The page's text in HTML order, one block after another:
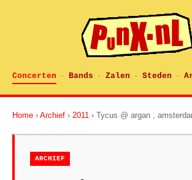
Concerten · Bands · Zalen · Steden ·
Home › Archief › 2011 › Tycus @ argan ,
ARCHIEF